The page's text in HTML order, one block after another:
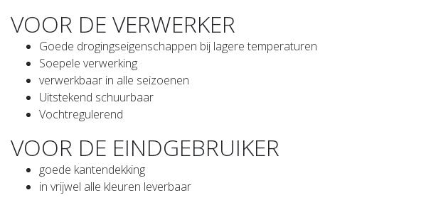
VOOR DE VERWERKER
Goede drogingseigenschappen bij lagere temperaturen
Soepele verwerking
verwerkbaar in alle seizoenen
Uitstekend schuurbaar
Vochtregulerend
VOOR DE EINDGEBRUIKER
goede kantendekking
in vrijwel alle kleuren leverbaar